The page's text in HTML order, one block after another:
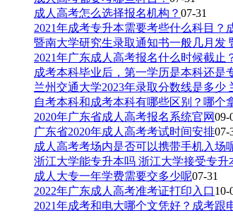
成人高考怎么选择报名机构？ 07-31
2021年成考专升本需要考些什么科目？
暨南大学研究生录取通知书一般几月发
2021年广东成人高考报名什么时候截止
成考本科毕业后，第一学历是本科还是
兰州交通大学2023年录取分数线是多少
自考本科和成考本科有哪些区别？哪个
2020年广东省成人高考报名系统官网09-
广东省2020年成人高考考试时间安排07-
成人高考考场内是否可以携带手机入场
浙江大学能专升本吗 浙江大学接受专升
成人大专一年学费需要交多少呢07-31
2022年广东成人高考准考证打印入口10-
2021年成考和电大哪个文凭好？成考跟